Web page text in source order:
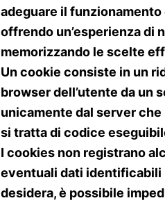
adeguare il
offrendo un’esperienza di
memorizzando le scelte
Un cookie consiste in un
browser dell’utente da un
unicamente dal server
si tratta di codice
I cookies non registrano
eventuali dati identificabili
desidera, è possibile